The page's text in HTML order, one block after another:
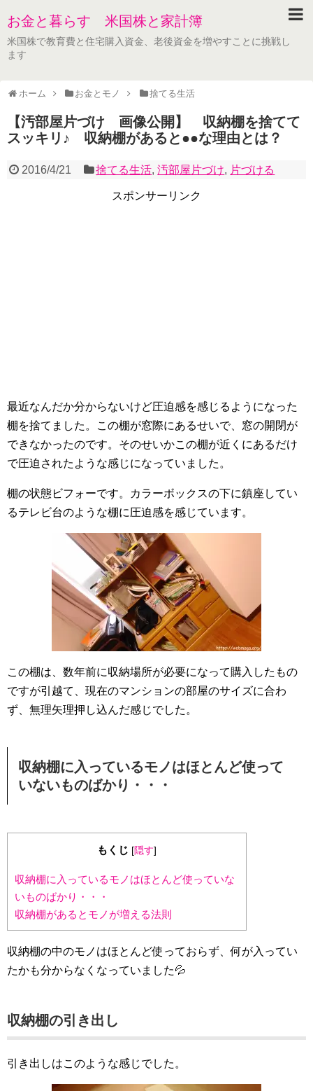
お金と暮らす 米国株と家計簿
米国株で教育費と住宅購入資金、老後資金を増やすことに挑戦し
ます
ホーム お金とモノ 捨てる生活
【汚部屋片づけ 画像公開】 収納棚を捨てて
スッキリ♪ 収納棚があると●●な理由とは？
2016/4/21 捨てる生活,汚部屋片づけ, 片づける
スポンサーリンク
最近なんだか分からないけど圧迫感を感じるようになった
棚を捨てました。この棚が窓際にあるせいで、窓の開閉が
できなかったのです。そのせいかこの棚が近くにあるだけ
で圧迫されたような感じになっていました。
棚の状態ビフォーです。カラーボックスの下に鎮座してい
るテレビ台のような棚に圧迫感を感じています。
この棚は、数年前に収納場所が必要になって購入したもの
ですが引越て、現在のマンションの部屋のサイズに合わ
ず、無理矢理押し込んだ感じでした。
収納棚に入っているモノはほとんど使って
いないものばかり・・・
もくじ [隠す]
収納棚に入っているモノはほとんど使っていな
いものばかり・・・
収納棚があるとモノが増える法則
収納棚の中のモノはほとんど使っておらず、何が入ってい
たかも分からなくなっていました💦
収納棚の引き出し
引き出しはこのような感じでした。